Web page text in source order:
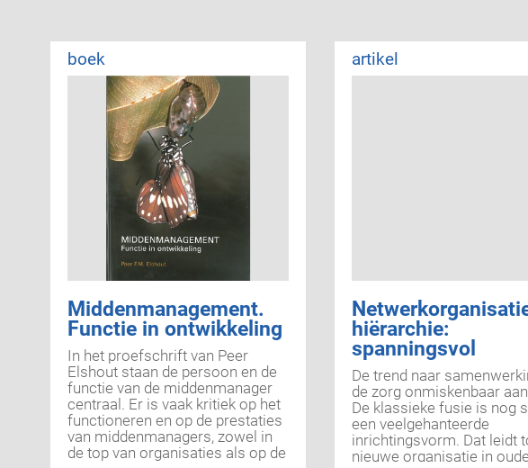
boek
Middenmanagement.
Functie in ontwikkeling
In het proefschrift van Peer
Elshout staan de persoon en de
functie van de middenmanager
centraal. Er is vaak kritiek op het
functioneren en op de prestaties
van middenmanagers, zowel in
de top van organisaties als op de
artikel
hiërarchie:
spanningsvol
De trend naar
de zorg onmiskenbaar
De klassieke fusie is nog
een veelgehanteerde
inrichtingsvorm. Dat leidt
nieuwe organisatie in